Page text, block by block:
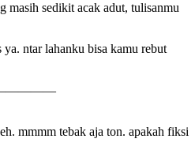
masih sedikit acak adut, tulisanmu
ntar lahanku bisa kamu rebut
mmmm tebak aja ton. apakah fiksi